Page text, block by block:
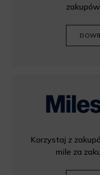
Korzystaj z
mile za